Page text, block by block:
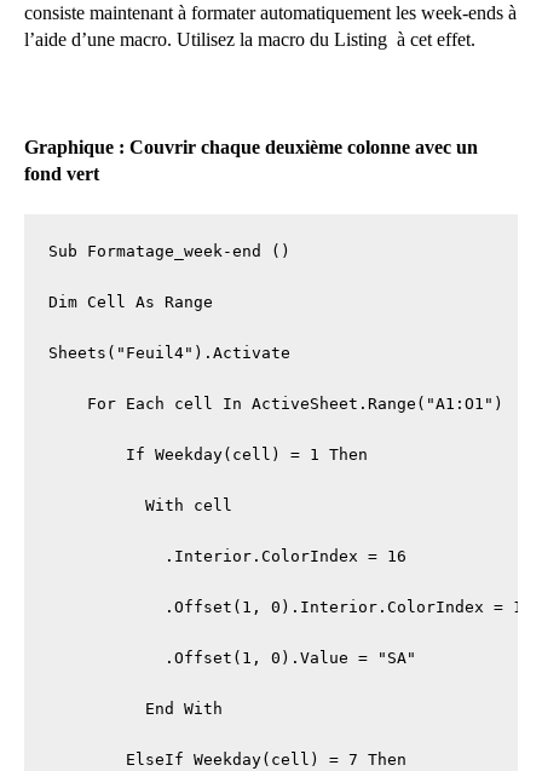
consiste maintenant à formater automatiquement les week-ends à
l’aide d’une macro. Utilisez la macro du Listing à cet effet.
Graphique : Couvrir chaque deuxième colonne avec un
fond vert
Sub Formatage_week-end ()
Dim Cell As Range
Sheets("Feuil4").Activate
For Each cell In ActiveSheet.Range("A1:O1")
If Weekday(cell) = 1 Then
With cell
.Interior.ColorIndex = 16
.Offset(1, 0).Interior.ColorIndex = 16
.Offset(1, 0).Value = "SA"
End With
ElseIf Weekday(cell) = 7 Then